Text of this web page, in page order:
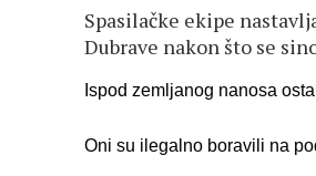
Spasilačke ekipe
Dubrave nakon što se
Ispod zemljanog nanosa
Oni su ilegalno boravili na